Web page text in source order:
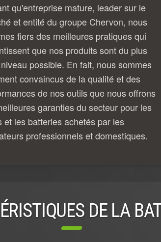
qu'entreprise mature, leader sur le
et entité du groupe Chervon, nous
fiers des meilleures pratiques qui
que nos produits sont du plus
possible. En fait, nous sommes
convaincus de la qualité et des
de nos outils que nous offrons
garanties du secteur pour les
et les batteries achetés par les
professionnels et domestiques.
DE LA